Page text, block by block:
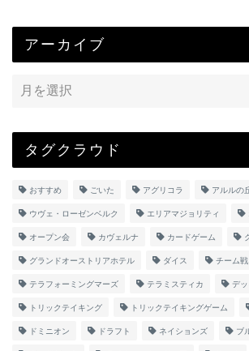
アーカイブ
タグクラウド
おすすめ ごいた アグリコラ アルルの
ウヴェ・ローゼンベルク エリアマジョリティ
オープン会 カヴェルナ カードゲーム
グランドオーストリアホテル ダイス チーム戦
テラフォーミングマーズ テラミスティカ デ
トリックテイキング トリックテイキングゲーム
ドミニオン ドラフト ネイションズ ブ